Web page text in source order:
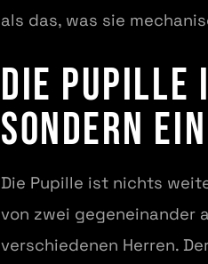
als das, was sie
Die Pupille
sondern
Die Pupille ist nichts
von zwei gegeneinander
verschiedenen Herren.